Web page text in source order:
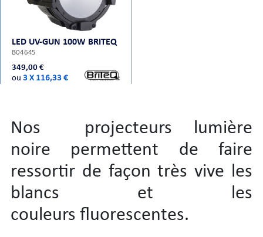
LED UV-GUN 100W BRITEQ
B04645
349,00 €
ou 3 X 116,33 €
Nos projecteurs lumière
noire permettent de faire
ressortir de façon très vive les
blancs et les
couleurs fluorescentes.